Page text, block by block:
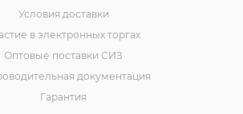
Условия доставки
в электронных торгах
Оптовые поставки СИЗ
документация
Гарантия